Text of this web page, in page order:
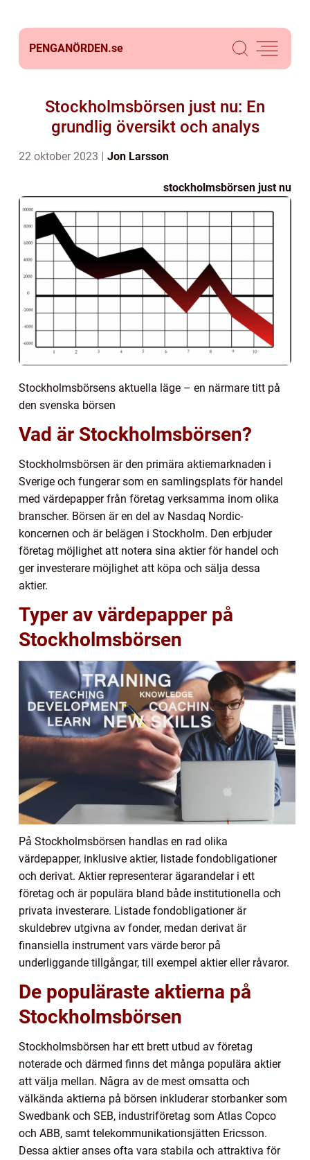
PENGANÖRDEN.se
Stockholmsbörsen just nu: En
grundlig översikt och analys
22 oktober 2023 Jon Larsson
stockholmsbörsen just nu
Stockholmsbörsens aktuella läge – en närmare titt på
den svenska börsen
Vad är Stockholmsbörsen?
Stockholmsbörsen är den primära aktiemarknaden i
Sverige och fungerar som en samlingsplats för handel
med värdepapper från företag verksamma inom olika
branscher. Börsen är en del av Nasdaq Nordic-
koncernen och är belägen i Stockholm. Den erbjuder
företag möjlighet att notera sina aktier för handel och
ger investerare möjlighet att köpa och sälja dessa
aktier.
Typer av värdepapper på
Stockholmsbörsen
På Stockholmsbörsen handlas en rad olika
värdepapper, inklusive aktier, listade fondobligationer
och derivat. Aktier representerar ägarandelar i ett
företag och är populära bland både institutionella och
privata investerare. Listade fondobligationer är
skuldebrev utgivna av fonder, medan derivat är
finansiella instrument vars värde beror på
underliggande tillgångar, till exempel aktier eller råvaror.
De populäraste aktierna på
Stockholmsbörsen
Stockholmsbörsen har ett brett utbud av företag
noterade och därmed finns det många populära aktier
att välja mellan. Några av de mest omsatta och
välkända aktierna på börsen inkluderar storbanker som
Swedbank och SEB, industriföretag som Atlas Copco
och ABB, samt telekommunikationsjätten Ericsson.
Dessa aktier anses ofta vara stabila och attraktiva för